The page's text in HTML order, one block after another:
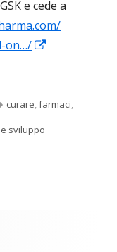
e cede a
on…/
nuova
Tag
curare,farmaci,
sviluppo